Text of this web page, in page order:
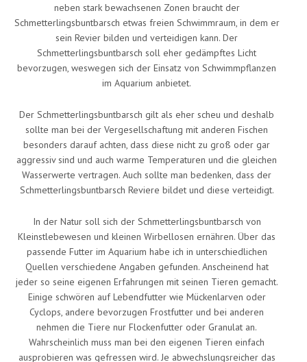
neben stark bewachsenen Zonen braucht der
Schmetterlingsbuntbarsch etwas freien Schwimmraum, in dem er
sein Revier bilden und verteidigen kann. Der
Schmetterlingsbuntbarsch soll eher gedämpftes Licht
bevorzugen, weswegen sich der Einsatz von Schwimmpflanzen
im Aquarium anbietet.
Der Schmetterlingsbuntbarsch gilt als eher scheu und deshalb
sollte man bei der Vergesellschaftung mit anderen Fischen
besonders darauf achten, dass diese nicht zu groß oder gar
aggressiv sind und auch warme Temperaturen und die gleichen
Wasserwerte vertragen. Auch sollte man bedenken, dass der
Schmetterlingsbuntbarsch Reviere bildet und diese verteidigt.
In der Natur soll sich der Schmetterlingsbuntbarsch von
Kleinstlebewesen und kleinen Wirbellosen ernähren. Über das
passende Futter im Aquarium habe ich in unterschiedlichen
Quellen verschiedene Angaben gefunden. Anscheinend hat
jeder so seine eigenen Erfahrungen mit seinen Tieren gemacht.
Einige schwören auf Lebendfutter wie Mückenlarven oder
Cyclops, andere bevorzugen Frostfutter und bei anderen
nehmen die Tiere nur Flockenfutter oder Granulat an.
Wahrscheinlich muss man bei den eigenen Tieren einfach
ausprobieren was gefressen wird. Je abwechslungsreicher das